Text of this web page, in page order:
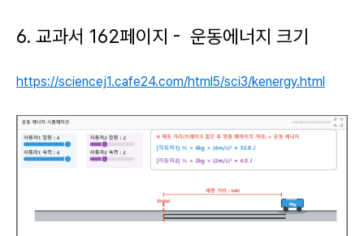
6. 교과서 162페이지 - 운동에너지 크기
https://sciencej1.cafe24.com/html5/sci3/kenergy.html